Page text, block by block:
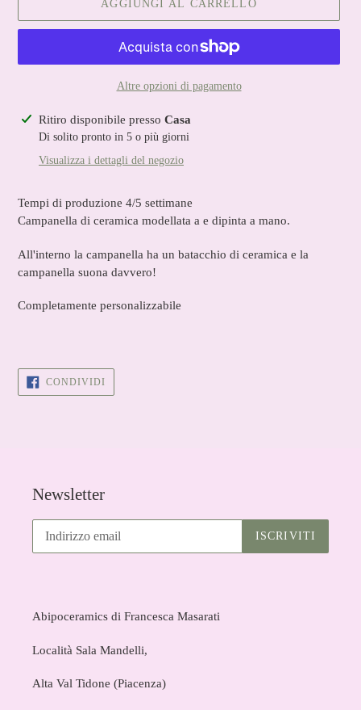
AGGIUNGI AL CARRELLO
Altre opzioni di pagamento
Inserimento
prodotto
Ritiro disponibile presso Casa
Di solito pronto in 5 o più giorni
Visualizza i dettagli del negozio
Tempi di produzione 4/5 settimane
Campanella di ceramica modellata a e dipinta a mano.
All'interno la campanella ha un batacchio di ceramica e la
campanella suona davvero!
Completamente personalizzabile
CONDIVIDICONDIVIDI
FACEBOOK
Newsletter
ISCRIVITI
Abipoceramics di Francesca Masarati
Località Sala Mandelli,
Alta Val Tidone (Piacenza)